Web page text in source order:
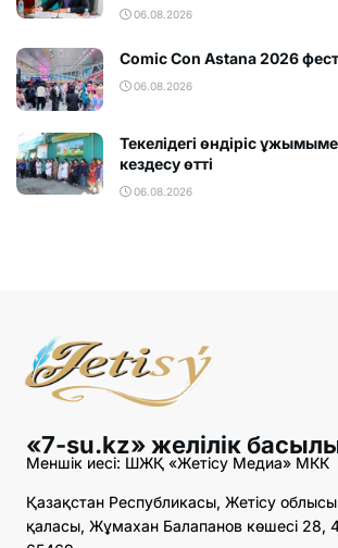
06.08.2026
Comic Con Astana 2026
06.08.2026
Текелідегі өндіріс
кездесу өтті
06.08.2026
«7-su.kz» желілік
Меншік иесі: ШЖҚ «Жетісу Медиа» МКК
Қазақстан Республикасы, Жетісу
қаласы, Жұмахан Балапанов көшесі 28,